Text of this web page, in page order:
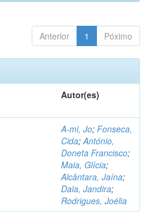
Anterior 1 Póximo
Autor(es)
A-mi, Jo; Fonseca,
Cida;António,
Doneta Francisco;
Maia, Glícia;
Alcântara, Jaína;
Dala, Jandira;
Rodrigues, Joélia